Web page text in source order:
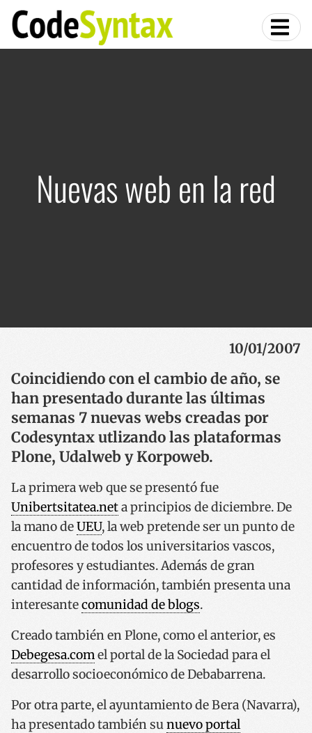
Nuevas web en la red
10/01/2007
Coincidiendo con el cambio de año, se
han presentado durante las últimas
semanas 7 nuevas webs creadas por
Codesyntax utlizando las plataformas
Plone, Udalweb y Korpoweb.
La primera web que se presentó fue
Unibertsitatea.neta principios de diciembre. De
la mano deUEU, la web pretende ser un punto de
encuentro de todos los universitarios vascos,
profesores y estudiantes. Además de gran
cantidad de información, también presenta una
interesantecomunidad de blogs.
Creado también en Plone, como el anterior, es
Debegesa.comel portal de la Sociedad para el
desarrollo socioeconómico de Debabarrena.
Por otra parte, el ayuntamiento de Bera (Navarra),
ha presentado también sunuevo portal